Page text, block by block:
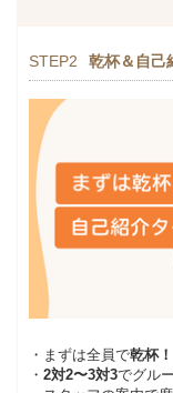
STEP2 乾杯＆自己
・まずは全員で乾杯！
・ 2対2〜3対3でグル